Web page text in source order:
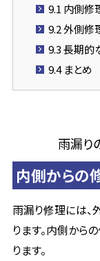
9.1 内側修
9.2外側修
9.3長期的
9.4まとめ
雨漏り
内側からの
雨漏り修理には
ります。内側から
ります。